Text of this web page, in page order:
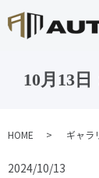
10月13
HOME ギャラ
2024/10/13